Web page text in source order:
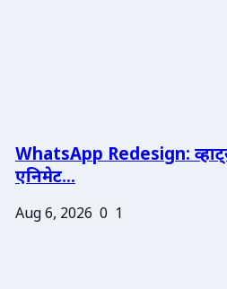
WhatsApp Redesign:
एनिमेट...
Aug 6, 2026 0 1